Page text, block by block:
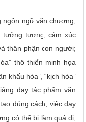
ngôn ngữ văn chương,
tưởng tượng, cảm xúc
thân phận con người;
thô thiển minh họa
khấu hóa”, “kịch hóa”
dạy tác phẩm văn
đúng cách, việc dạy
có thể bị làm quá đi,